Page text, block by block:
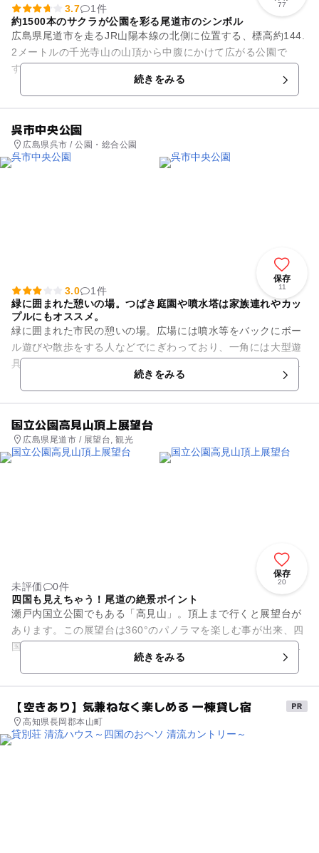
77
3.7
1件
約1500本のサクラが公園を彩る尾道市のシンボル
広島県尾道市を走るJR山陽本線の北側に位置する、標高約144.
2メートルの千光寺山の山頂から中腹にかけて広がる公園で
す。山の中腹には、806（大同元）年創建と伝わる千光寺があ
続きをみる
呉市中央公園
広島県呉市 / 公園・総合公園
保存
11
3.0
1件
緑に囲まれた憩いの場。つばき庭園や噴水塔は家族連れやカッ
プルにもオススメ。
緑に囲まれた市民の憩いの場。広場には噴水等をバックにボー
ル遊びや散歩をする人などでにぎわっており、一角には大型遊
具も新設されています。また呉市で行われる様々なイベントや
お祭りの会場となっているの...続きをみる
国立公園高見山頂上展望台
広島県尾道市 / 展望台, 観光
保存
20
未評価
0件
四国も見えちゃう！尾道の絶景ポイント
瀬戸内国立公園でもある「高見山」。頂上まで行くと展望台が
あります。この展望台は360°のパノラマを楽しむ事が出来、四
国山脈をはじめ、瀬戸内海に点在する島々を眺める事が出来ま
す。昼間の絶景はもちろ...続きをみる
【空きあり】気兼ねなく楽しめる 一棟貸し宿
高知県長岡郡本山町